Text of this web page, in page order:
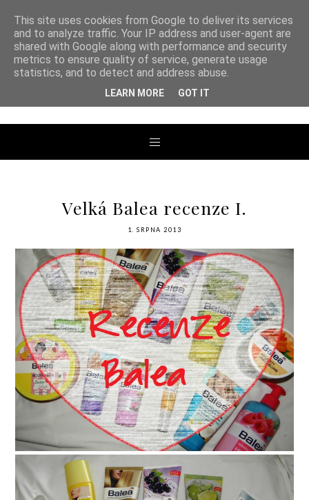
ANDREA TENGLER
Velká Balea recenze I.
1. SRPNA 2013
This site uses cookies from Google to deliver its services
and to analyze traffic. Your IP address and user-agent are
shared with Google along with performance and security
metrics to ensure quality of service, generate usage
statistics, and to detect and address abuse.
LEARN MORE GOT IT